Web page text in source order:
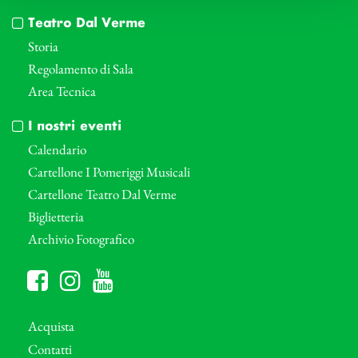
Teatro Dal Verme
Storia
Regolamento di Sala
Area Tecnica
I nostri eventi
Calendario
Cartellone I Pomeriggi Musicali
Cartellone Teatro Dal Verme
Biglietteria
Archivio Fotografico
Acquista
Contatti